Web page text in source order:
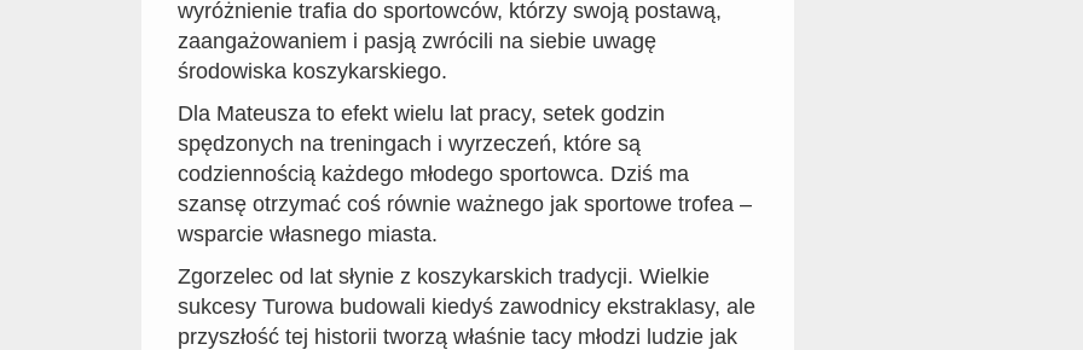
wyróżnienie trafia do sportowców, którzy swoją postawą,
zaangażowaniem i pasją zwrócili na siebie uwagę
środowiska koszykarskiego.
Dla Mateusza to efekt wielu lat pracy, setek godzin
spędzonych na treningach i wyrzeczeń, które są
codziennością każdego młodego sportowca. Dziś ma
szansę otrzymać coś równie ważnego jak sportowe trofea –
wsparcie własnego miasta.
Zgorzelec od lat słynie z koszykarskich tradycji. Wielkie
sukcesy Turowa budowali kiedyś zawodnicy ekstraklasy, ale
przyszłość tej historii tworzą właśnie tacy młodzi ludzie jak